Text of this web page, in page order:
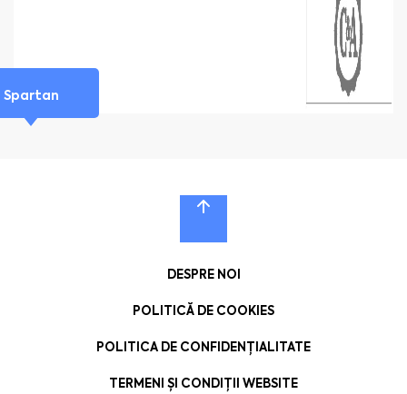
Spartan
DESPRE NOI
POLITICĂ DE COOKIES
POLITICA DE CONFIDENȚIALITATE
TERMENI ȘI CONDIȚII WEBSITE